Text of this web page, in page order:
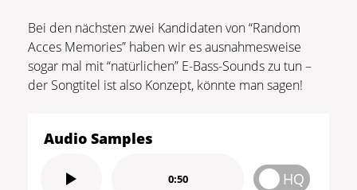
Bei den nächsten zwei Kandidaten von “Random
Acces Memories” haben wir es ausnahmesweise
sogar mal mit “natürlichen” E-Bass-Sounds zu tun –
der Songtitel ist also Konzept, könnte man sagen!
Audio Samples
0:50 HQ